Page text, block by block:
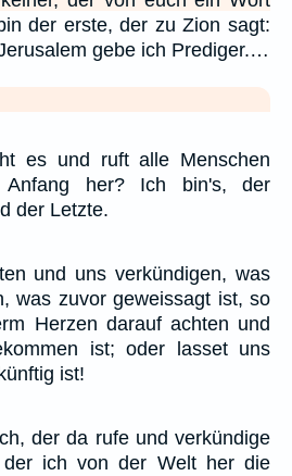
der erste, der zu Zion sagt:
gebe ich Prediger.…
es und ruft alle Menschen
Anfang her? Ich bin's, der
der Letzte.
und uns verkündigen, was
was zuvor geweissagt ist, so
Herzen darauf achten und
ist; oder lasset uns
ist!
der da rufe und verkündige
der ich von der Welt her die